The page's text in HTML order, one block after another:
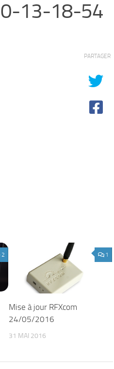
13-18-54
PARTAGER
2 1
Mise à jour RFXcom
24/05/2016
31 MAI 2016